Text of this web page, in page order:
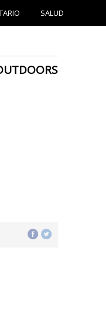
SALUD